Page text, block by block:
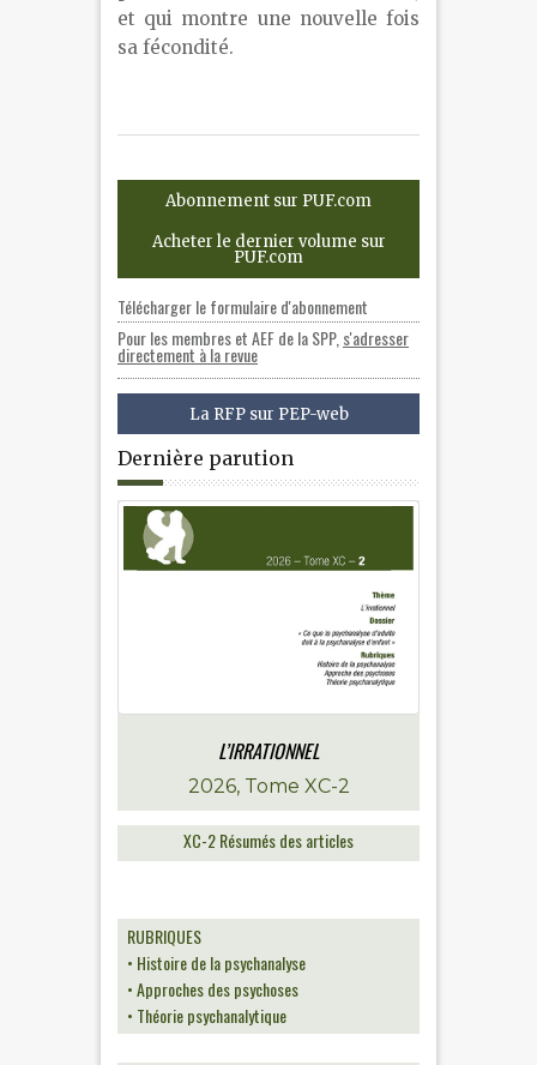
et qui montre une nouvelle fois
sa fécondité.
Abonnement sur PUF.com
Acheter le dernier volume sur
PUF.com
Télécharger le formulaire d'abonnement
Pour les membres et AEF de la SPP, s'adresser
directement à la revue
La RFP sur PEP-web
Dernière parution
L’IRRATIONNEL
2026, Tome XC-2
XC-2 Résumés des articles
RUBRIQUES
• Histoire de la psychanalyse
• Approches des psychoses
• Théorie psychanalytique